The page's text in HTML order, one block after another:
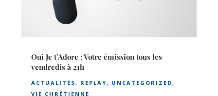
Oui Je t’Adore : Votre émission tous les
vendredis à 21h
ACTUALITÉS , REPLAY, UNCATEGORIZED,
VIE CHRÉTIENNE